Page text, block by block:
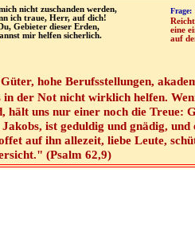
nicht zuschanden werden,
ich traue, Herr, auf dich!
Gebieter dieser Erden,
mir helfen sicherlich.
Frage:
eine
auf
hohe Berufsstellungen,
in der Not nicht wirklich helfen.
hält uns nur einer noch die Treue:
ist geduldig und gnädig,
auf ihn allezeit, liebe Leute,
(Psalm 62,9)